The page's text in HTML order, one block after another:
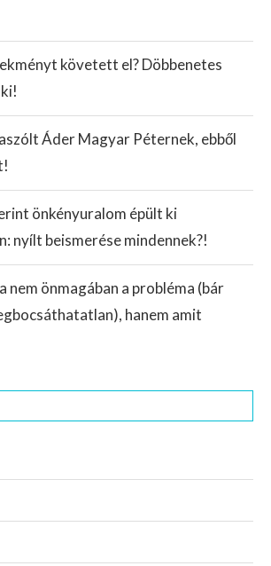
követett el? Döbbenetes
Áder Magyar Péternek, ebből
önkényuralom épült ki
nyílt beismerése mindennek?!
nem önmagában a probléma (bár
hanem amit